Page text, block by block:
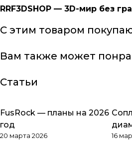
RRF3DSHOP — 3D-мир без
С этим товаром
Вам также может
Статьи
Обзоры товаров
FusRock — планы на 2026
год
20 марта 2026 16